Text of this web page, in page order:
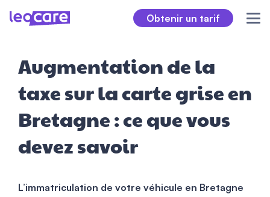
Obtenir un tarif
Augmentation de la
taxe sur la carte grise en
Bretagne : ce que vous
devez savoir
L’immatriculation de votre véhicule en Bretagne